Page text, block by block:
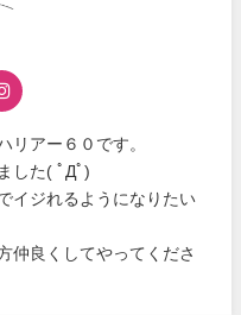
リアー６０です。
した( ﾟДﾟ)
イジれるようになりたい
仲良くしてやってくださ